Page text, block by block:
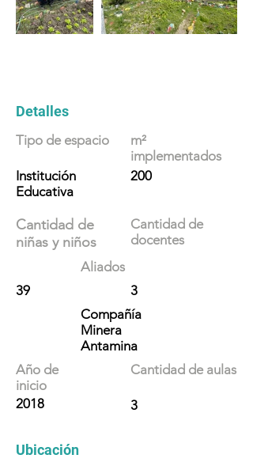
Detalles
Tipo de espacio
Institución
Educativa
Cantidad de
niñas y niños
m²
implementados
200
Cantidad de
docentes
Aliados
39
3
Compañía
Minera
Antamina
Año de
inicio
2018
Cantidad de aulas
3
Ubicación